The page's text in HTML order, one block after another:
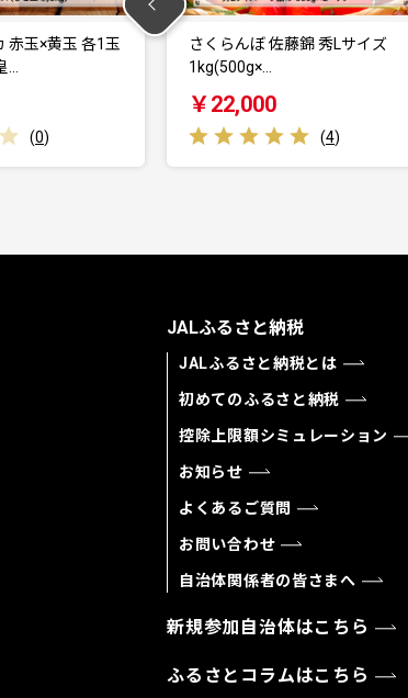
錦 秀Lサイズ
(4
【JALふるさと納税限定】5等級
限定 雪降り和牛尾…
￥21,000
(0
JALふるさと納税
JALふるさと納税とは
初めてのふるさと納税
控除上限額シミュレーション
お知らせ
よくあるご質問
お問い合わせ
自治体関係者の皆さまへ
新規参加自治体はこちら
ふるさとコラムはこちら